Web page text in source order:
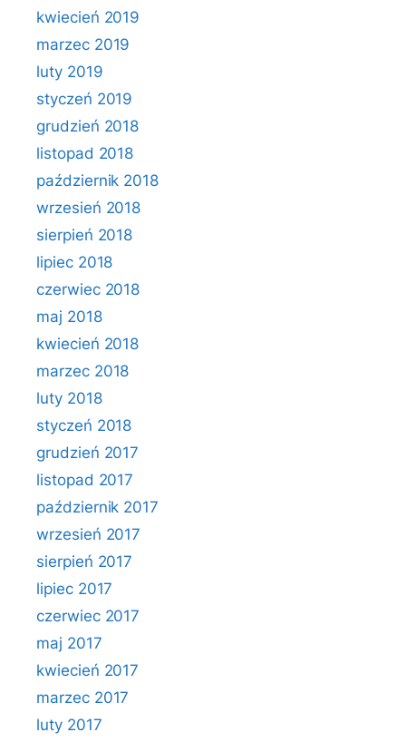
kwiecień 2019
marzec 2019
luty 2019
styczeń 2019
grudzień 2018
listopad 2018
październik 2018
wrzesień 2018
sierpień 2018
lipiec 2018
czerwiec 2018
maj 2018
kwiecień 2018
marzec 2018
luty 2018
styczeń 2018
grudzień 2017
listopad 2017
październik 2017
wrzesień 2017
sierpień 2017
lipiec 2017
czerwiec 2017
maj 2017
kwiecień 2017
marzec 2017
luty 2017